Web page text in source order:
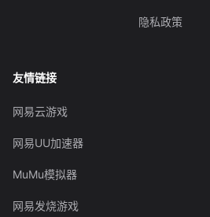
隐私政策
友情链接
网易云游戏
网易UU加速器
MuMu模拟器
网易发烧游戏